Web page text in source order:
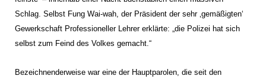
Schlag. Selbst Fung Wai-wah, der Präsident der sehr ‚gemäßigten‘
Gewerkschaft Professioneller Lehrer erklärte: „die Polizei hat sich
selbst zum Feind des Volkes gemacht.“
Bezeichnenderweise war eine der Hauptparolen, die seit den